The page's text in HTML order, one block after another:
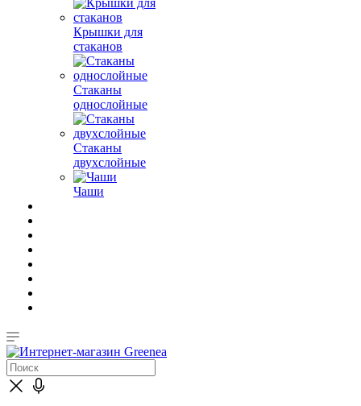
Крышки для
стаканов
Стаканы
однослойные
Стаканы
двухслойные
Чаши